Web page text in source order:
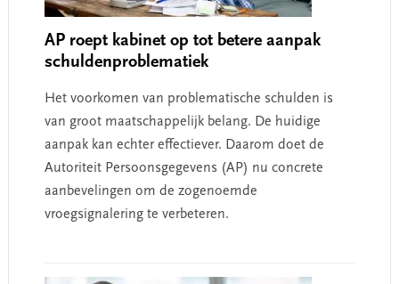
AP roept kabinet op tot betere aanpak
schuldenproblematiek
Het voorkomen van problematische schulden is
van groot maatschappelijk belang. De huidige
aanpak kan echter effectiever. Daarom doet de
Autoriteit Persoonsgegevens (AP) nu concrete
aanbevelingen om de zogenoemde
vroegsignalering te verbeteren.